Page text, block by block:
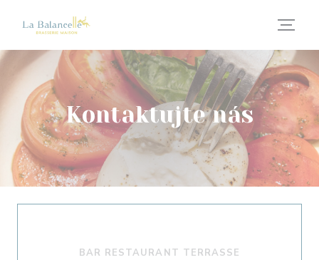
Kontaktujte nás
BAR RESTAURANT TERRASSE